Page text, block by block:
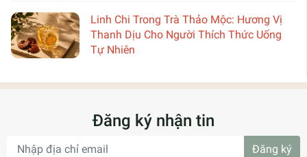
Linh Chi Trong Trà Thảo Mộc: Hương Vị
Thanh Dịu Cho Người Thích Thức Uống
Tự Nhiên
Đăng ký nhận tin
Đăng ký